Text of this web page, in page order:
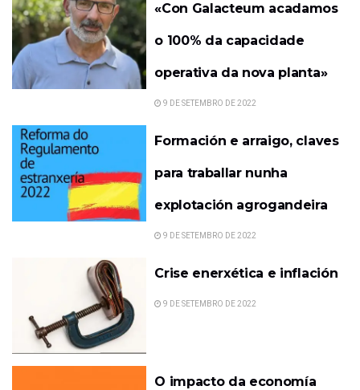
«Con Galacteum acadamos
o 100% da capacidade
operativa da nova planta»
9 DE SETEMBRO DE 2022
Formación e arraigo, claves
para traballar nunha
explotación agrogandeira
9 DE SETEMBRO DE 2022
Crise enerxética e inflación
9 DE SETEMBRO DE 2022
O impacto da economía